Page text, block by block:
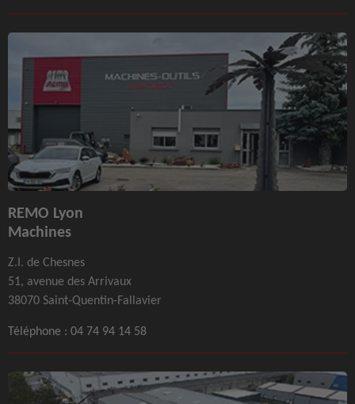
REMO Lyon
Machines
Z.I. de Chesnes
51, avenue des Arrivaux
38070 Saint-Quentin-Fallavier
Téléphone : 04 74 94 14 58